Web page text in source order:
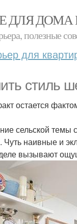
ДЛЯ
полезные
для
стиль
остается
сельской темы
наивные и
вызывают